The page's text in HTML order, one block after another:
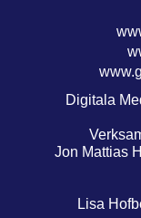
Digitala
Jon Mattias
Lisa